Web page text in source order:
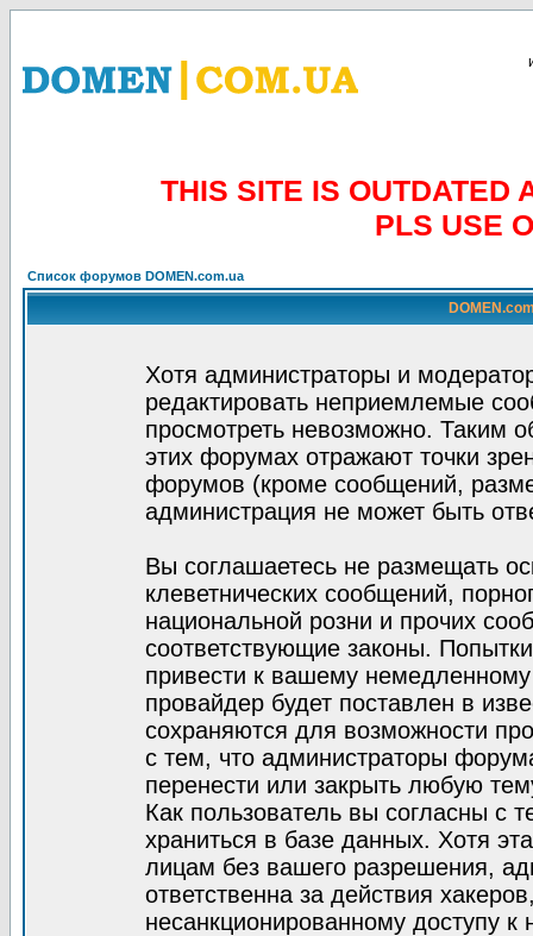
THIS SITE IS OUTDATED
PLS USE
Список форумов DOMEN.com.ua
Хотя администраторы и
редактировать неприемлемые
просмотреть невозможно. Таким
этих форумах отражают точки
форумов (кроме сообщений,
администрация не может быть
Вы соглашаетесь не размещать
клеветнических сообщений,
национальной розни и прочих
соответствующие законы.
привести к вашему
провайдер будет поставлен в
сохраняются для возможности
с тем, что администраторы
перенести или закрыть любую
Как пользователь вы согласны с
храниться в базе данных. Хотя
лицам без вашего разрешения,
ответственна за действия
несанкционированному доступу к